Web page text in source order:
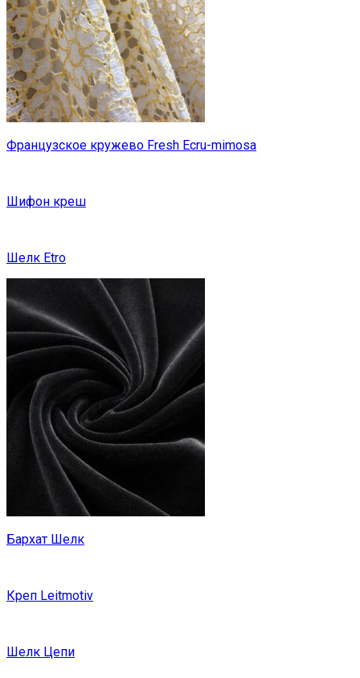
Французское кружево Fresh Ecru-mimosa
Шифон креш
Шелк Etro
Бархат Шелк
Креп Leitmotiv
Шелк Цепи